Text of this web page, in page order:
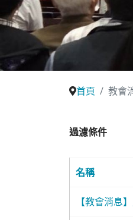
首頁 教會
過濾條件
名稱
【教會消息